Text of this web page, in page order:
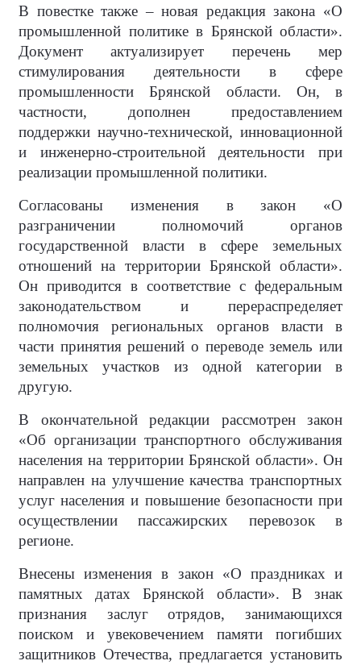
В повестке также – новая редакция закона «О
промышленной политике в Брянской области».
Документ актуализирует перечень мер
стимулирования деятельности в сфере
промышленности Брянской области. Он, в
частности, дополнен предоставлением
поддержки научно-технической, инновационной
и инженерно-строительной деятельности при
реализации промышленной политики.
Согласованы изменения в закон «О
разграничении полномочий органов
государственной власти в сфере земельных
отношений на территории Брянской области».
Он приводится в соответствие с федеральным
законодательством и перераспределяет
полномочия региональных органов власти в
части принятия решений о переводе земель или
земельных участков из одной категории в
другую.
В окончательной редакции рассмотрен закон
«Об организации транспортного обслуживания
населения на территории Брянской области». Он
направлен на улучшение качества транспортных
услуг населения и повышение безопасности при
осуществлении пассажирских перевозок в
регионе.
Внесены изменения в закон «О праздниках и
памятных датах Брянской области». В знак
признания заслуг отрядов, занимающихся
поиском и увековечением памяти погибших
защитников Отечества, предлагается установить